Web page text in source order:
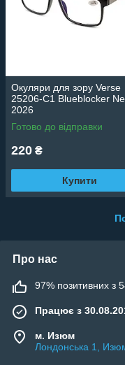
Окуляри для зору Verse
25206-C1 Blueblocker
2026
Готово до відправки
220 ₴
Купити
Про нас
97% позитивних з
Працює з
м. Изюм
Лондонська 1,